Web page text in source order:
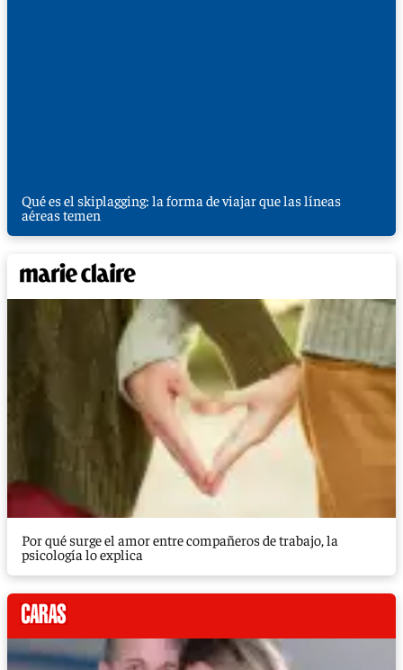
Qué es el skiplagging: la forma de viajar que las líneas
aéreas temen
Por qué surge el amor entre compañeros de trabajo, la
psicología lo explica